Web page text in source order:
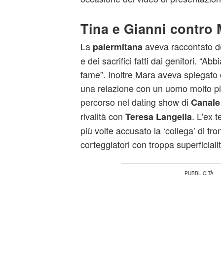
Tina e Gianni contro
Lapalermitana aveva raccontato
e dei sacrifici fatti dai genitori.
fame”. Inoltre Mara aveva
una relazione con un uomo molto
percorso nel dating show di
rivalità con Teresa Langella. L'ex
più volte accusato la ‘collega’ di
corteggiatori con troppa